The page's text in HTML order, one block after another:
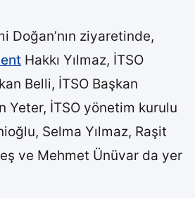
Doğan’nın ziyaretinde,
Hakkı Yılmaz, İTSO
Belli, İTSO Başkan
Yeter, İTSO yönetim kurulu
Selma Yılmaz, Raşit
ve Mehmet Ünüvar da yer